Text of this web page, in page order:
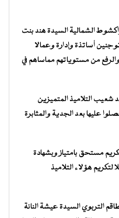
الشمالية السيدة هند بنت
أساتذة وإدارة وعمالا
من مستوياتهم مماساهم في
التلاميذ المتميزين
عليها بعد الجدية والمثابرة
مستحق بامتياز وبشهادة
لتكريم هؤلاء التلاميذ
التربوي السيدة عيشة النانة